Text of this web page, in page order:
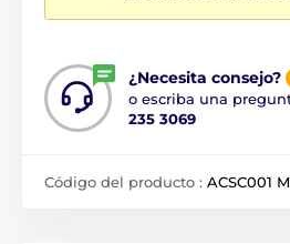
¿Necesita consejo?
o escriba una
235 3069
Código del producto : ACSC001